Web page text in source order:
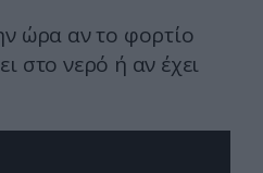
ώρα αν το φορτίο
στο νερό ή αν έχει